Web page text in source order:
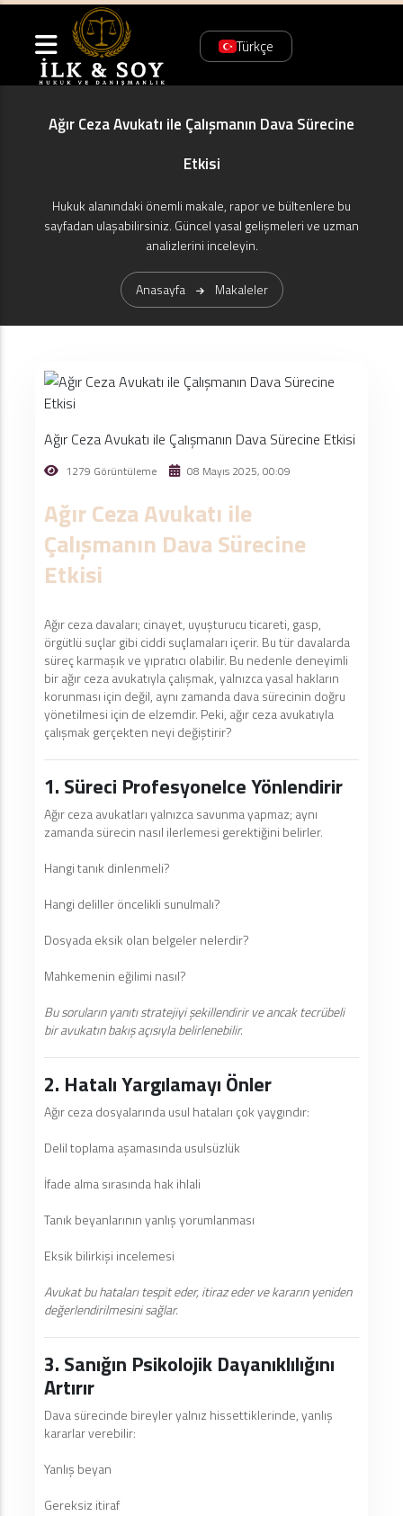
Türkçe
Ağır Ceza Avukatı ile Çalışmanın Dava Sürecine
Etkisi
Hukuk alanındaki önemli makale, rapor ve bültenlere bu
sayfadan ulaşabilirsiniz. Güncel yasal gelişmeleri ve uzman
analizlerini inceleyin.
Anasayfa Makaleler
Ağır Ceza Avukatı ile Çalışmanın Dava Sürecine Etkisi
1279 Görüntüleme 08 Mayıs 2025, 00:09
Ağır Ceza Avukatı ile
Çalışmanın Dava Sürecine
Etkisi
Ağır ceza davaları; cinayet, uyuşturucu ticareti, gasp,
örgütlü suçlar gibi ciddi suçlamaları içerir. Bu tür davalarda
süreç karmaşık ve yıpratıcı olabilir. Bu nedenle deneyimli
bir ağır ceza avukatıyla çalışmak, yalnızca yasal hakların
korunması için değil, aynı zamanda dava sürecinin doğru
yönetilmesi için de elzemdir. Peki, ağır ceza avukatıyla
çalışmak gerçekten neyi değiştirir?
1. Süreci Profesyonelce Yönlendirir
Ağır ceza avukatları yalnızca savunma yapmaz; aynı
zamanda sürecin nasıl ilerlemesi gerektiğini belirler.
Hangi tanık dinlenmeli?
Hangi deliller öncelikli sunulmalı?
Dosyada eksik olan belgeler nelerdir?
Mahkemenin eğilimi nasıl?
Bu soruların yanıtı stratejiyi şekillendirir ve ancak tecrübeli
bir avukatın bakış açısıyla belirlenebilir.
2. Hatalı Yargılamayı Önler
Ağır ceza dosyalarında usul hataları çok yaygındır:
Delil toplama aşamasında usulsüzlük
İfade alma sırasında hak ihlali
Tanık beyanlarının yanlış yorumlanması
Eksik bilirkişi incelemesi
Avukat bu hataları tespit eder, itiraz eder ve kararın yeniden
değerlendirilmesini sağlar.
3. Sanığın Psikolojik Dayanıklılığını
Artırır
Dava sürecinde bireyler yalnız hissettiklerinde, yanlış
kararlar verebilir:
Yanlış beyan
Gereksiz itiraf